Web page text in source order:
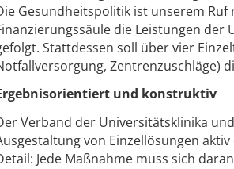
Gesundheitspolitik ist unserem Ruf
die Leistungen
Stattdessen soll über vier
Zentrenzuschläge)
und konstruktiv
Verband der Universitätsklinika
von Einzellösungen
Jede Maßnahme muss sich